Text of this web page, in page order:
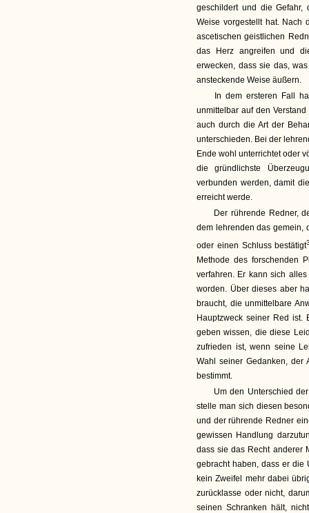
geschildert und die
Weise vorgestellt hat. Nach
ascetischen geistlichen
das Herz angreifen und
erwecken, dass sie das,
ansteckende Weise äußern.
In dem ersteren Fall
unmittelbar auf den
auch durch die Art der
unterschieden. Bei der
Ende wohl unterrichtet oder
die gründlichste
verbunden werden, damit
erreicht werde.
Der rührende Redner,
dem lehrenden das gemein,
oder einen Schluss bestätigt
Methode des forschenden
verfahren. Er kann sich
worden. Über dieses aber
braucht, die unmittelbare
Hauptzweck seiner Red ist.
geben wissen, die diese
zufrieden ist, wenn seine
Wahl seiner Gedanken, der
bestimmt.
Um den Unterschied
stelle man sich diesen
und der rührende Redner
gewissen Handlung
dass sie das Recht anderer
gebracht haben, dass er die
kein Zweifel mehr dabei
zurücklasse oder nicht,
seinen Schranken hält,